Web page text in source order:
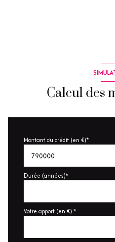
Calcul des
Montant du crédit (en €)*
Durée (années)*
Votre apport (en €) *